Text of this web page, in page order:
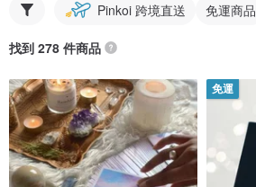
Pinkoi 跨境直送 免運商品
找到 278 件商品
免運